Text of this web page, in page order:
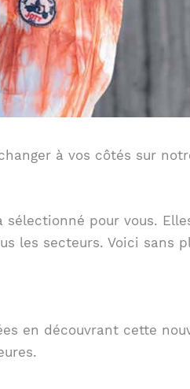
à vos côtés sur
pour vous.
les secteurs. Voici sans
en découvrant cette